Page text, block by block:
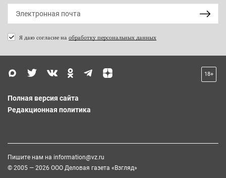
Я даю согласие на обработку персональных данных
18+
Полная версия сайта
Редакционная политика
Пишите нам на information@vz.ru
© 2005 — 2026 ООО Деловая газета «Взгляд»